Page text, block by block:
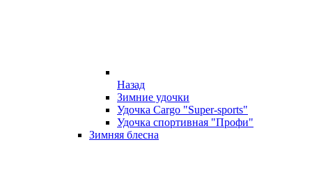
Назад
Зимние удочки
Удочка Cargo "Super-sports"
Удочка спортивная "Профи"
Зимняя блесна